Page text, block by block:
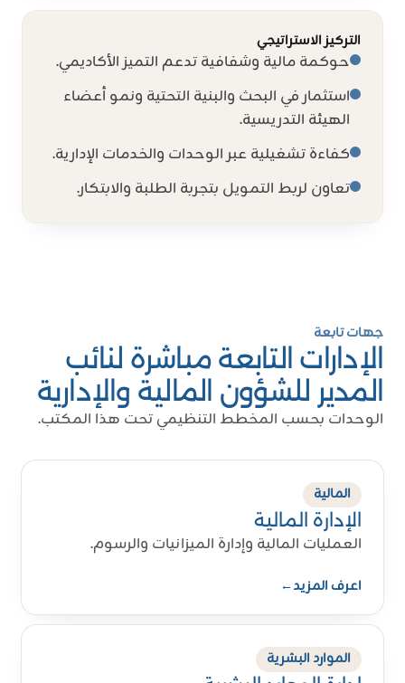
Proud of UAE
فخورين بالإمارات
التركيز الاستراتيجي
حوكمة مالية وشفافية تدعم التميز الأكاديمي.
استثمار في البحث والبنية التحتية ونمو أعضاء
الهيئة التدريسية.
كفاءة تشغيلية عبر الوحدات والخدمات الإدارية.
تعاون لربط التمويل بتجربة الطلبة والابتكار.
جهات تابعة
الإدارات التابعة مباشرة لنائب
المدير للشؤون المالية والإدارية
الوحدات بحسب المخطط التنظيمي تحت هذا المكتب.
المالية
الإدارة المالية
العمليات المالية وإدارة الميزانيات والرسوم.
اعرف المزيد←
الموارد البشرية